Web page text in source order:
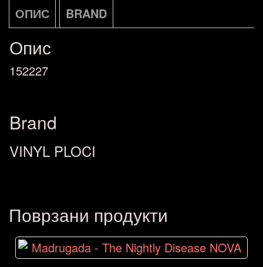
ОПИС BRAND
Опис
152227
Brand
VINYL PLOCI
Поврзани продукти